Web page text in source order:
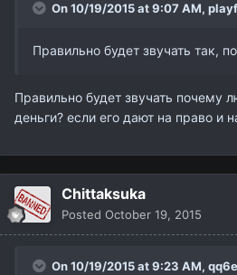
On 10/19/2015 at 9:07 AM,
Правильно будет звучать так,
Правильно будет звучать почему
деньги? если его дают на право и
Chittaksuka
Posted October 19, 2015
On 10/19/2015 at 9:23 AM,